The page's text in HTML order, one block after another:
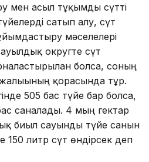
мен асыл тұқымды сүтті
сатып алу, сүт
мәселелері
округте сүт
болса, соның
қорасында тұр.
505 бас түйе бар болса,
саналады. 4 мың гектар
биыл сауынды түйе санын
150 литр сүт өндірсек деп